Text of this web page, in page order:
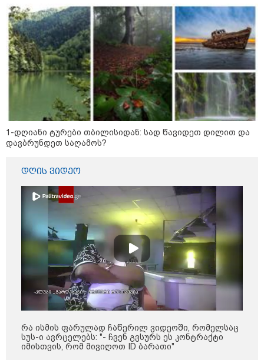
"დღეს ვიმგზავრეთ
მატარებლით, რომელიც ახალი
სიჩქარით მოძრაობს, მანამდე
ბათუმამდე მგზავრობის დრო
იყო 5,5 საათი და ახლა არის 4
საათამდე შემცირებული" -
ირაკლი კობახიძე
15:17 / 06-08-2026
შემოსავლების სამსახურში
აზერბაიჯანული მედიის მიერ
გავრცელებულ ინფორმაციას
პასუხობენ
უწყებას დიპლომატური ნოტა
გაუგზავნა - მიზეზი
აზერბაიჯანული სანომრე ნიშნის
მქონე სატვირთოების
საზღვარზე შეფერხებაა:
დეტალები
კატეგორიის ყველა სიახლე
1-დღიანი ტურები თბილისიდან: სად წავიდეთ დილით და
დავბრუნდეთ საღამოს?
დღის ვიდეო
რა ისმის ფარულად ჩაწერილ ვიდეოში, რომელსაც
სუს-ი ავრცელებს: "- ჩვენ გვსურს ეს კონტრაქტი
იმისთვის, რომ მივიღოთ ID ბარათი"